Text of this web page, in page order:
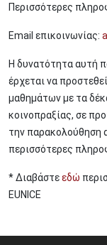
Περισσότερες
Email επικοινωνίας:
Η δυνατότητα αυτή
έρχεται να
μαθημάτων με τα
κοινοπραξίας, σε
την παρακολούθηση
περισσότερες
* Διαβάστεεδώ
EUNICE